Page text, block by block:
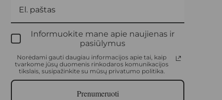
Informuokite mane apie naujienas ir
pasiūlymus
Norėdami gauti daugiau informacijos apie tai, kaip
tvarkome jūsų duomenis rinkodaros komunikacijos
tikslais, susipažinkite su mūsų privatumo politika.
Prenumeruoti